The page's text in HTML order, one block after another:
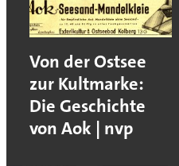
Von der Ostsee
zur Kultmarke:
Die Geschichte
von Aok | nvp